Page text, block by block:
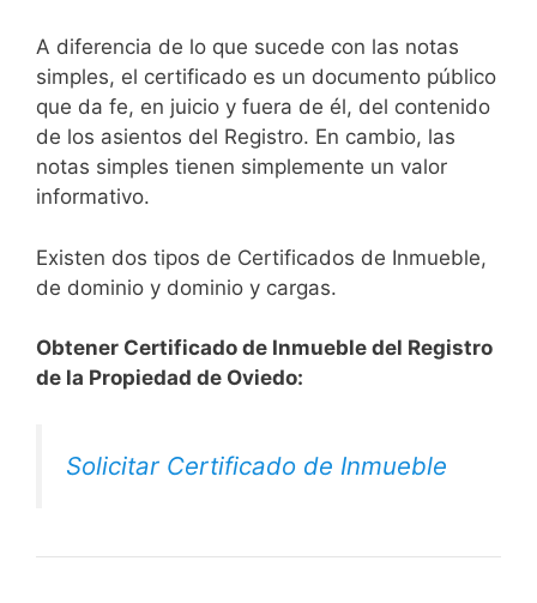
A diferencia de lo que sucede con las notas
simples, el certificado es un documento público
que da fe, en juicio y fuera de él, del contenido
de los asientos del Registro. En cambio, las
notas simples tienen simplemente un valor
informativo.
Existen dos tipos de Certificados de Inmueble,
de dominio y dominio y cargas.
Obtener Certificado de Inmueble del Registro
de la Propiedad de Oviedo:
Solicitar Certificado de Inmueble